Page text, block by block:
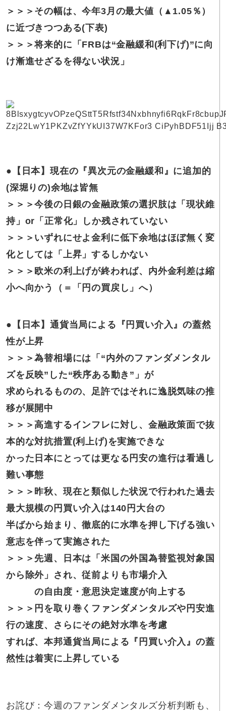
＞＞＞その幅は、今年3月の最大値（▲1.05％）
に近づきつつある(下表)
＞＞＞将来的に「FRBは“金融緩和(利下げ)”に向
け漸進せざるを得ない状況」
●【日本】現在の『異次元の金融緩和』に追加的
(深堀りの)余地は皆無
＞＞＞今後の日銀の金融政策の選択肢は「現状維
持」or「正常化」しか残されていない
＞＞＞いずれにせよ金利に低下余地はほぼ無く変
化としては「上昇」するしかない
＞＞＞欧米の利上げが終われば、内外金利差は縮
小へ向かう（＝「円の買戻し」へ）
●【日本】通貨当局による『円買い介入』の蓋然
性が上昇
＞＞＞為替相場には「“内外のファンダメンタル
ズを反映”した“秩序ある動き”」が
求められるものの、足許ではそれに逸脱気味の推
移が展開中
＞＞＞高進するインフレに対し、金融政策面で抜
本的な対抗措置(利上げ)を実施できな
かった日本にとっては更なる円安の進行は看過し
難い事態
＞＞＞昨秋、現在と類似した状況で行われた過去
最大規模の円買い介入は140円大台の
半ばから始まり、徹底的に水準を押し下げる強い
意志を伴って実施された
＞＞＞先週、日本は「米国の外国為替監視対象国
から除外」され、従前よりも市場介入
の自由度・意思決定速度が向上する
＞＞＞円を取り巻くファンダメンタルズや円安進
行の速度、さらにその絶対水準を考慮
すれば、本邦通貨当局による『円買い介入』の蓋
然性は着実に上昇している
お詫び：今週のファンダメンタルズ分析判断も、